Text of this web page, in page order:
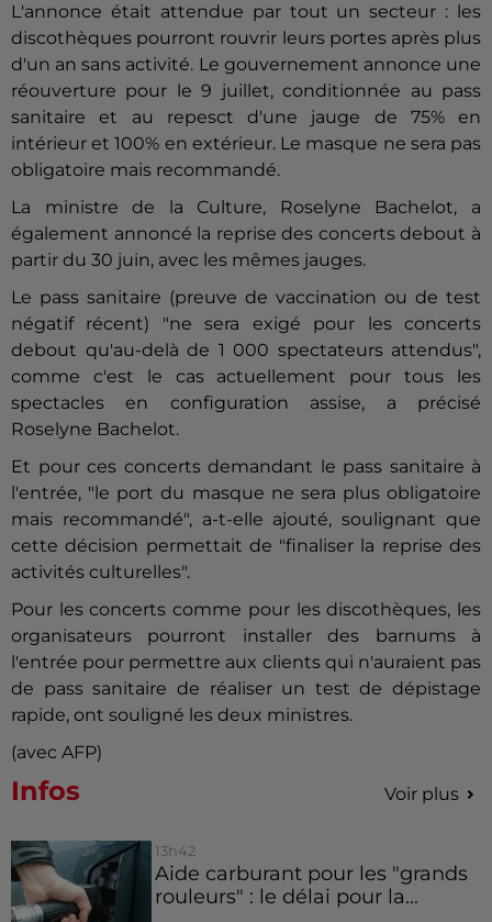
L'annonce était attendue par tout un secteur : les
discothèques pourront rouvrir leurs portes après plus
d'un an sans activité. Le gouvernement annonce une
réouverture pour le 9 juillet, conditionnée au pass
sanitaire et au repesct d'une jauge de 75% en
intérieur et 100% en extérieur. Le masque ne sera pas
obligatoire mais recommandé.
La ministre de la Culture, Roselyne Bachelot, a
également annoncé la reprise des concerts debout à
partir du 30 juin, avec les mêmes jauges.
Le pass sanitaire (preuve de vaccination ou de test
négatif récent) "ne sera exigé pour les concerts
debout qu'au-delà de 1 000 spectateurs attendus",
comme c'est le cas actuellement pour tous les
spectacles en configuration assise, a précisé
Roselyne Bachelot.
Et pour ces concerts demandant le pass sanitaire à
l'entrée, "le port du masque ne sera plus obligatoire
mais recommandé", a-t-elle ajouté, soulignant que
cette décision permettait de "finaliser la reprise des
activités culturelles".
Pour les concerts comme pour les discothèques, les
organisateurs pourront installer des barnums à
l'entrée pour permettre aux clients qui n'auraient pas
de pass sanitaire de réaliser un test de dépistage
rapide, ont souligné les deux ministres.
(avec AFP)
Infos Voir plus
13h42
Aide carburant pour les "grands
rouleurs" : le délai pour la...